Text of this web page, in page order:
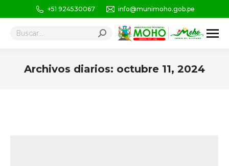
+51 924530067 info@munimoho.gob.pe
Buscar:
Archivos diarios: octubre 11, 2024